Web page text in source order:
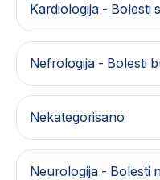
Kardiologija - Bolesti
Nefrologija - Bolesti
Nekategorisano
Neurologija - Bolesti